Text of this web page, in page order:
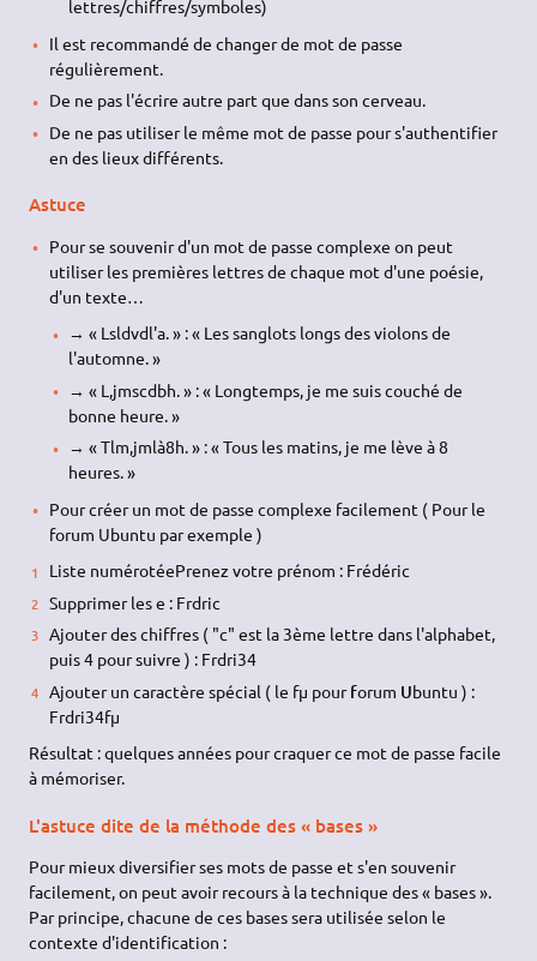
lettres/chiffres/symboles)
Il est recommandé de changer de mot de passe
régulièrement.
De ne pas l'écrire autre part que dans son cerveau.
De ne pas utiliser le même mot de passe pour s'authentifier
en des lieux différents.
Astuce
Pour se souvenir d'un mot de passe complexe on peut
utiliser les premières lettres de chaque mot d'une poésie,
d'un texte…
→ « Lsldvdl'a. » : « Les sanglots longs des violons de
l'automne. »
→ « L,jmscdbh. » : « Longtemps, je me suis couché de
bonne heure. »
→ « Tlm,jmlà8h. » : « Tous les matins, je me lève à 8
heures. »
Pour créer un mot de passe complexe facilement ( Pour le
forum Ubuntu par exemple )
Liste numérotéePrenez votre prénom : Frédéric
Supprimer les e : Frdric
Ajouter des chiffres ( "c" est la 3ème lettre dans l'alphabet,
puis 4 pour suivre ) : Frdri34
Ajouter un caractère spécial ( le fµ pourforum Ubuntu ) :
Frdri34fµ
Résultat : quelques années pour craquer ce mot de passe facile
à mémoriser.
L'astuce dite de la méthode des « bases »
Pour mieux diversifier ses mots de passe et s'en souvenir
facilement, on peut avoir recours à la technique des « bases ».
Par principe, chacune de ces bases sera utilisée selon le
contexte d'identification :